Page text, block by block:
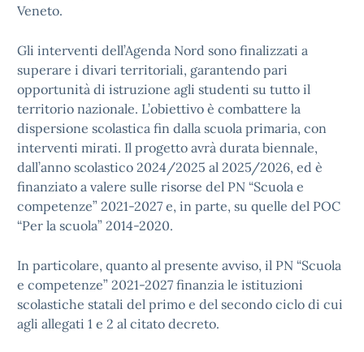
Veneto.
Gli interventi dell’Agenda Nord sono finalizzati a
superare i divari territoriali, garantendo pari
opportunità di istruzione agli studenti su tutto il
territorio nazionale. L’obiettivo è combattere la
dispersione scolastica fin dalla scuola primaria, con
interventi mirati. Il progetto avrà durata biennale,
dall’anno scolastico 2024/2025 al 2025/2026, ed è
finanziato a valere sulle risorse del PN “Scuola e
competenze” 2021-2027 e, in parte, su quelle del POC
“Per la scuola” 2014-2020.
In particolare, quanto al presente avviso, il PN “Scuola
e competenze” 2021-2027 finanzia le istituzioni
scolastiche statali del primo e del secondo ciclo di cui
agli allegati 1 e 2 al citato decreto.